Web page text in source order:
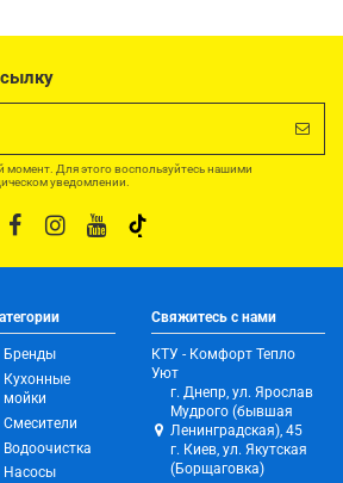
Для этого воспользуйтесь нашими
уведомлении.
Бренды
Кухонные
мойки
Смесители
Водоочистка
Насосы
Свяжитесь с нами
КТУ - Комфорт Тепло
Уют
г. Днепр, ул. Ярослав
Мудрого (бывшая
Ленинградская), 45
г. Киев, ул. Якутская
(Борщаговка)